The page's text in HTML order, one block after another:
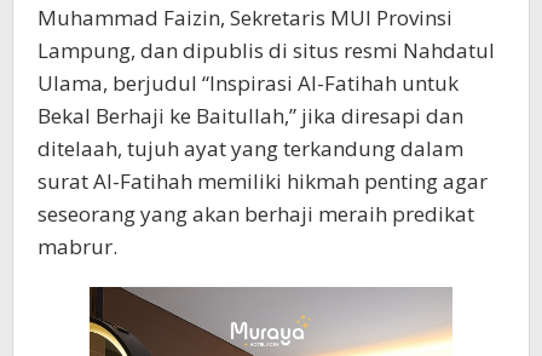
Muhammad Faizin, Sekretaris MUI Provinsi
Lampung, dan dipublis di situs resmi Nahdatul
Ulama, berjudul “Inspirasi Al-Fatihah untuk
Bekal Berhaji ke Baitullah,” jika diresapi dan
ditelaah, tujuh ayat yang terkandung dalam
surat Al-Fatihah memiliki hikmah penting agar
seseorang yang akan berhaji meraih predikat
mabrur.